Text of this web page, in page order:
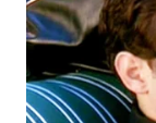
NEWS
WAHANA
TANI